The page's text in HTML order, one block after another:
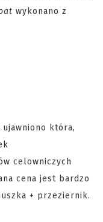
wykonano z
która,
celowniczych
cena jest bardzo
+ przeziernik.